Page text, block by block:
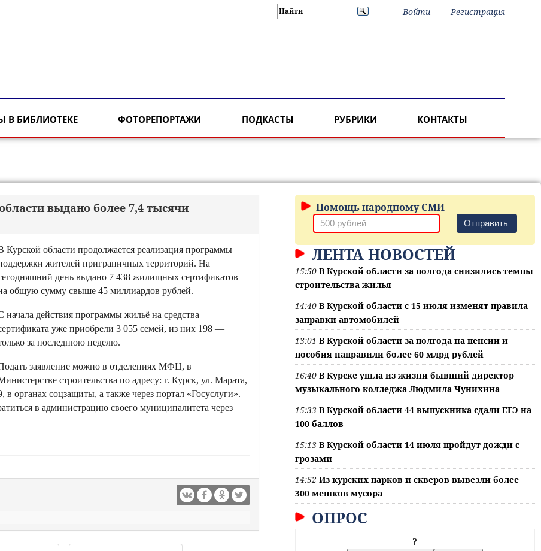
Войти Регистрация
В БИБЛИОТЕКЕ ФОТОРЕПОРТАЖИ ПОДКАСТЫ РУБРИКИ КОНТАКТЫ
выдано более 7,4 тысячи
Курской области продолжается реализация программы
жителей приграничных территорий. На
день выдано 7 438 жилищных сертификатов
общую сумму свыше 45 миллиардов рублей.
начала действия программы жильё на средства
уже приобрели 3 055 семей, из них 198 —
за последнюю неделю.
заявление можно в отделениях МФЦ, в
строительства по адресу: г. Курск, ул. Марата,
в органах соцзащиты, а также через портал «Госуслуги».
в администрацию своего муниципалитета через
Помощь народному СМИ
Отправить
ЛЕНТА НОВОСТЕЙ
15:50 В Курской области за полгода снизились темпы
строительства жилья
14:40 В Курской области с 15 июля изменят правила
заправки автомобилей
13:01 В Курской области за полгода на пенсии и
пособия направили более 60 млрд рублей
16:40 В Курске ушла из жизни бывший директор
музыкального колледжа Людмила Чунихина
15:33 В Курской области 44 выпускника сдали ЕГЭ на
100 баллов
15:13 В Курской области 14 июля пройдут дожди с
грозами
14:52 Из курских парков и скверов вывезли более
300 мешков мусора
ОПРОС
?